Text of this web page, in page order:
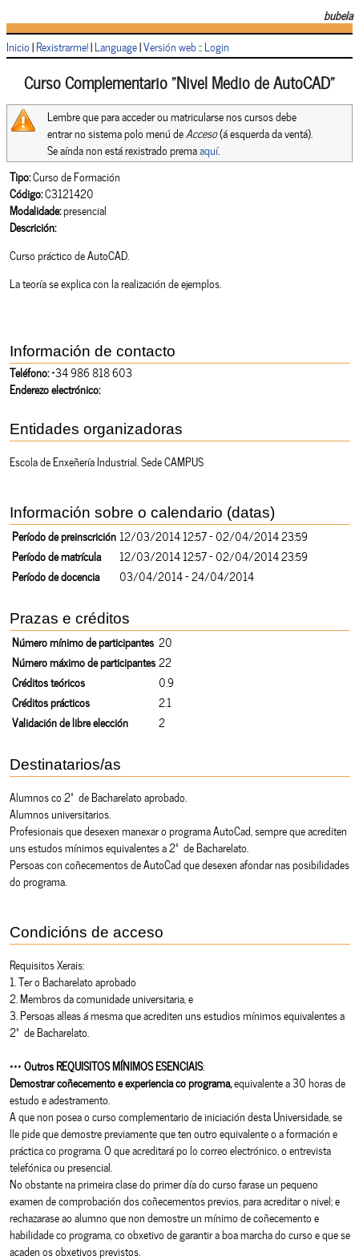
bubela
Inicio|Rexistrarme!|Language|Versión web::Login
Curso Complementario "Nivel Medio de AutoCAD"
Lembre que para acceder ou matricularse nos cursos debe
entrar no sistema polo menú deAcceso(á esquerda da ventá).
Se aínda non está rexistrado premaaquí.
Tipo:Curso de Formación
Código:C3121420
Modalidade:presencial
Descrición:
Curso práctico de AutoCAD.
La teoría se explica con la realización de ejemplos.
Información de contacto
Teléfono:+34 986 818 603
Enderezo electrónico:
Entidades organizadoras
Escola de Enxeñería Industrial. Sede CAMPUS
Información sobre o calendario (datas)
Período de preinscrición 12/03/2014 12:57 - 02/04/2014 23:59
Período de matrícula
12/03/2014 12:57 - 02/04/2014 23:59
Período de docencia
03/04/2014 - 24/04/2014
Prazas e créditos
Número mínimo de participantes 20
Número máximo de participantes 22
Créditos teóricos
0.9
Créditos prácticos
2.1
Validación de libre elección
2
Destinatarios/as
Alumnos co 2º de Bacharelato aprobado.
Alumnos universitarios.
Profesionais que desexen manexar o programa AutoCad, sempre que acrediten
uns estudos mínimos equivalentes a 2º de Bacharelato.
Persoas con coñecementos de AutoCad que desexen afondar nas posibilidades
do programa.
Condicións de acceso
Requisitos Xerais:
1. Ter o Bacharelato aprobado
2. Membros da comunidade universitaria, e
3. Persoas alleas á mesma que acrediten uns estudios mínimos equivalentes a
2º de Bacharelato.
***Outros REQUISITOS MÍNIMOS ESENCIAIS:
Demostrar coñecemento e experiencia co programa,equivalente a 30 horas de
estudo e adestramento.
A que non posea o curso complementario de iniciación desta Universidade, se
lle pide que demostre previamente que ten outro equivalente o a formación e
práctica co programa. O que acreditará po lo correo electrónico, o entrevista
telefónica ou presencial.
No obstante na primeira clase do primer día do curso farase un pequeno
examen de comprobación dos coñecementos previos, para acreditar o nivel; e
rechazarase ao alumno que non demostre un mínimo de coñecemento e
habilidade co programa, co obxetivo de garantir a boa marcha do curso e que se
acaden os obxetivos previstos.